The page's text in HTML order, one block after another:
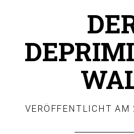
VERÖFFENTLICHT AM